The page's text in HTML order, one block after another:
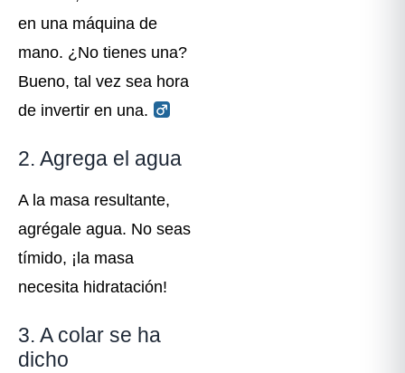
en una máquina de
mano. ¿No tienes una?
Bueno, tal vez sea hora
de invertir en una. ‍
2. Agrega el agua
A la masa resultante,
agrégale agua. No seas
tímido, ¡la masa
necesita hidratación!
3. A colar se ha
dicho